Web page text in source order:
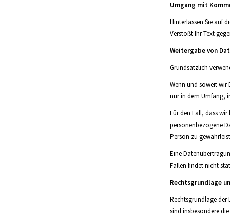
Umgang mit
Hinterlassen Sie auf
Verstößt Ihr Text
Weitergabe von
Grundsätzlich
Wenn und soweit wir
nur in dem Umfang,
Für den Fall, dass
personenbezogene
Person zu
Eine
Fällen findet nicht
Rechtsgrundlage
Rechtsgrundlage der
sind insbesondere